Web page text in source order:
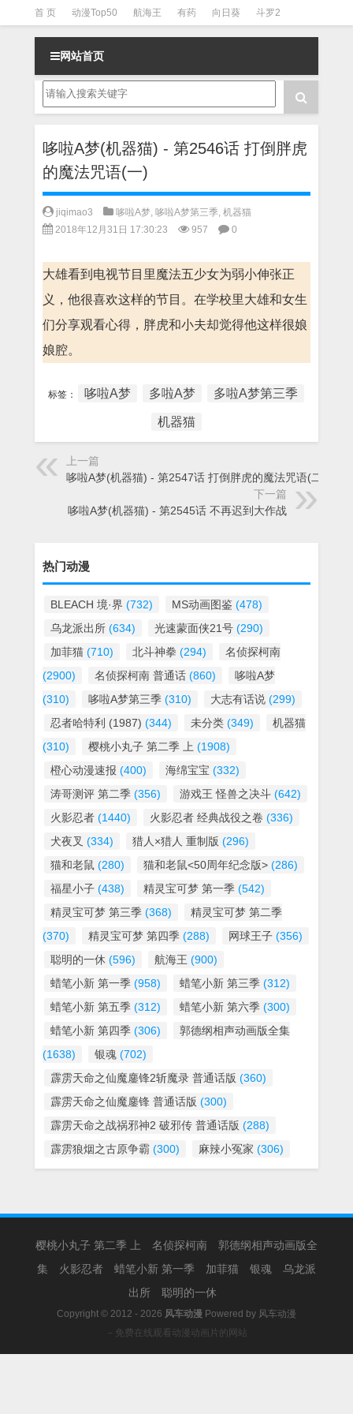
首 页 动漫Top50 航海王 有药 向日葵 斗罗2
斗罗3 火影 一拳超人 柯南 阴阳师 节目清单
网站首页
哆啦A梦(机器猫) - 第2546话 打倒胖虎
的魔法咒语(一)
jiqimao3 哆啦A梦, 哆啦A梦第三季, 机器猫
2018年12月31日 17:30:23
957 0
大雄看到电视节目里魔法五少女为弱小伸张正
义，他很喜欢这样的节目。在学校里大雄和女生
们分享观看心得，胖虎和小夫却觉得他这样很娘
娘腔。
标签： 哆啦A梦 多啦A梦 多啦A梦第三季
机器猫
上一篇
哆啦A梦(机器猫) - 第2547话 打倒胖虎的魔法咒语(二)
下一篇
哆啦A梦(机器猫) - 第2545话 不再迟到大作战
热门动漫
BLEACH 境·界 (732) MS动画图鉴 (478)
乌龙派出所 (634) 光速蒙面侠21号 (290)
加菲猫 (710) 北斗神拳 (294)
名侦探柯南
(2900)
名侦探柯南 普通话 (860)
哆啦A梦
(310)
哆啦A梦第三季 (310) 大志有话说 (299)
忍者哈特利 (1987) (344) 未分类 (349)
机器猫
(310)
樱桃小丸子 第二季 上 (1908)
橙心动漫速报 (400) 海绵宝宝 (332)
涛哥测评 第二季 (356) 游戏王 怪兽之决斗 (642)
火影忍者 (1440) 火影忍者 经典战役之卷 (336)
犬夜叉 (334) 猎人×猎人 重制版 (296)
猫和老鼠 (280) 猫和老鼠<50周年纪念版> (286)
福星小子 (438) 精灵宝可梦 第一季 (542)
精灵宝可梦 第三季 (368)
精灵宝可梦 第二季
(370)
精灵宝可梦 第四季 (288) 网球王子 (356)
聪明的一休 (596) 航海王 (900)
蜡笔小新 第一季 (958) 蜡笔小新 第三季 (312)
蜡笔小新 第五季 (312) 蜡笔小新 第六季 (300)
蜡笔小新 第四季 (306)
郭德纲相声动画版全集
(1638)
银魂 (702)
霹雳天命之仙魔鏖锋2斩魔录 普通话版 (360)
霹雳天命之仙魔鏖锋 普通话版 (300)
霹雳天命之战祸邪神2 破邪传 普通话版 (288)
霹雳狼烟之古原争霸 (300) 麻辣小冤家 (306)
樱桃小丸子 第二季 上 名侦探柯南
郭德纲相声动画版全
集
火影忍者 蜡笔小新 第一季 加菲猫 银魂
乌龙派
出所
聪明的一休
Copyright © 2012 - 2026 风车动漫 Powered by 风车动漫
－免费在线观看动漫动画片的网站